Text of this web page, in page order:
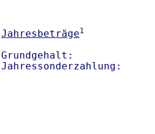
Jahresbeträge1
Grundgehalt: